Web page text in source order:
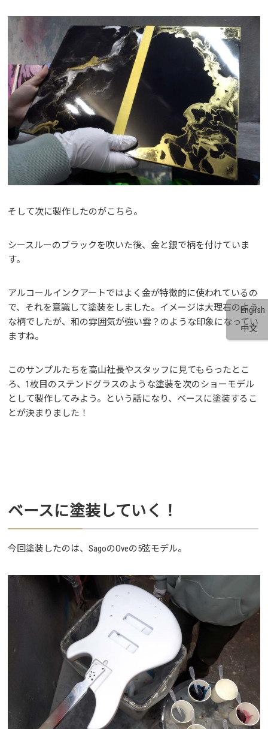
English
中文
そして次に製作したのがこちら。
シースルーのブラックを吹いた後、金と銀で柄を付けていま
す。
アルコールインクアートではよく金が特徴的に使われているの
で、それを意識して塗装をしました。イメージは大理石のよう
な柄でしたが、和の雰囲気が強い雲？のような印象になってい
ますね。
このサンプルたちを高山社長やスタッフに見てもらったとこ
ろ、1枚目のステンドグラスのような塗装を次のショーモデル
として製作してみよう。という話になり、ベースに塗装するこ
とが決まりました！
ベースに塗装していく！
今回塗装したのは、SagoのOveの5弦モデル。